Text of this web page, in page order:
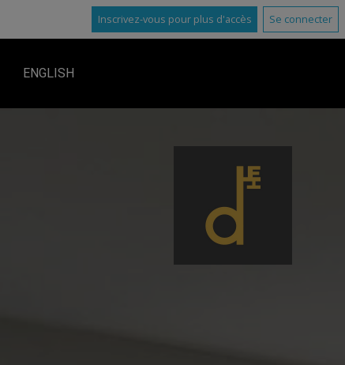
Inscrivez-vous pour plus d'accès Se connecter
ENGLISH